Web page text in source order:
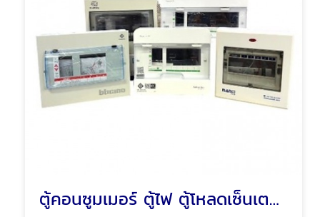
ตู้คอนซูมเมอร์ ตู้ไฟ ตู้โหลดเซ็นเตอร์ พัทยา ชลบุรี